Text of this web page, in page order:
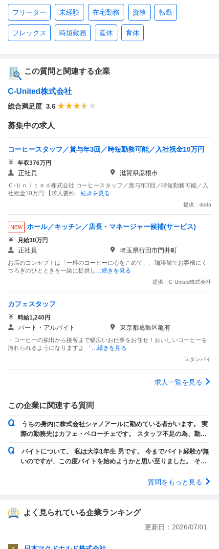
フリーター 未経験 在宅勤務 資格 転勤
フレックス 時短勤務 産休 育休
この質問と関連する企業
C-United株式会社
総合満足度 3.6
募集中の求人
コーヒースタッフ／賞与年3回／時短勤務可能／入社祝金10万円
年収376万円
正社員 滋賀県彦根市
Ｃ‐Ｕｎｉｔｅｄ株式会社 コーヒースタッフ／賞与年3回／時短勤務可能／入
社祝金10万円 【求人要約…続きを見る
提供：doda
NEW ホール／キッチン／店長・マネージャー候補(サービス)
月給30万円
正社員 埼玉県行田市門井町
お店のコンセプトは「一杯のコーヒーに心をこめて」、珈琲館でお客様にく
つろぎのひとときを一緒に提供し …続きを見る
提供：C-United株式会社
カフェスタッフ
時給1,240円
パート・アルバイト 東京都葛飾区亀有
・コーヒーの抽出から接客まで幅広いお仕事をお任せ！おいしいコーヒーを
淹れられるようになりますよ 「 …続きを見る
スタンバイ
求人一覧を見る
この企業に関連する質問
うちの身内に株式会社シャノアールに勤めている者がいます。 実
際の勤務先はカフェ・ベローチェです。 スタッフ不足の為、勤務
の半分くらいは「通し」というオープ...
バイトについて。 私は大学1年生 男です。 今までバイト経験が無
いのですが、この度バイトを始めようかと思い至りました。 そこ
で質問なのですが、 ①初バイト...
質問をもっと見る
よく見られている企業ランキング
更新日： 2026/07/01